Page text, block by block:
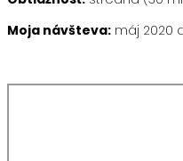
Moja návšteva: máj 2020